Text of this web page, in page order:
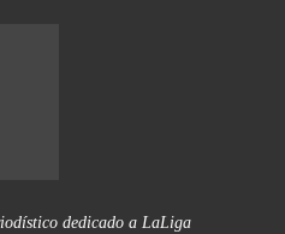
dedicado a LaLiga